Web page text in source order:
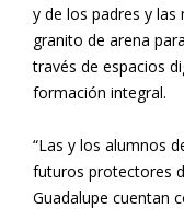
y de los padres y
granito de arena
través de espacios
formación integral.
“Las y los alumnos
futuros protectores
Guadalupe cuentan